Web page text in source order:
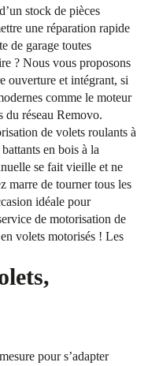
stock de pièces
une réparation rapide
de garage toutes
? Nous vous proposons
ouverture et intégrant, si
comme le moteur
du réseau Removo.
de volets roulants à
en bois à la
se fait vieille et ne
marre de tourner tous les
idéale pour
de motorisation de
volets motorisés ! Les
pour s’adapter